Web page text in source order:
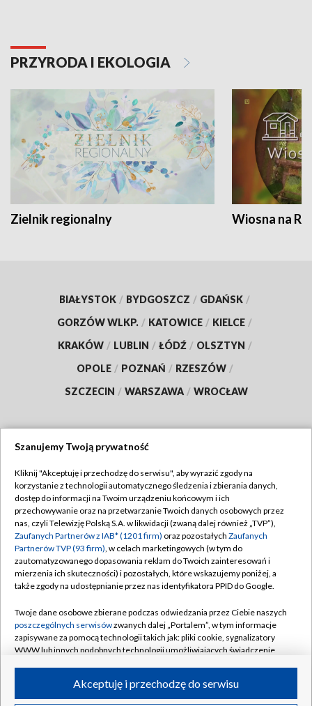
PRZYRODA I EKOLOGIA
Zielnik regionalny Wiosna na
BIAŁYSTOK / BYDGOSZCZ / GDAŃSK /
GORZÓW WLKP. / KATOWICE / KIELCE /
KRAKÓW / LUBLIN / ŁÓDŹ / OLSZTYN /
OPOLE / POZNAŃ / RZESZÓW /
SZCZECIN / WARSZAWA / WROCŁAW
TVP
Abonament TVP
Emisja w TVP
Centrum informacji TVP
Naziemna Telewizja Cyfrowa
Rada Programowa
System NOS
Informacje o nadawcy
Program dla prasy
Regulamin TVP
Polityka prywatności
Moje zgody
Pomoc
Kontakt
Kanały
Szanujemy Twoją prywatność
Kliknij "Akceptuję i przechodzę do serwisu", aby wyrazić zgody na
korzystanie z technologii automatycznego śledzenia i zbierania danych,
dostęp do informacji na Twoim urządzeniu końcowym i ich
przechowywanie oraz na przetwarzanie Twoich danych osobowych przez
nas, czyli Telewizję Polską S.A. w likwidacji (zwaną dalej również „TVP”),
Zaufanych Partnerów z IAB* (1201 firm) oraz pozostałych Zaufanych
Partnerów TVP (93 firm), w celach marketingowych (w tym do
zautomatyzowanego dopasowania reklam do Twoich zainteresowań i
mierzenia ich skuteczności) i pozostałych, które wskazujemy poniżej, a
także zgody na udostępnianie przez nas identyfikatora PPID do Google.
Twoje dane osobowe zbierane podczas odwiedzania przez Ciebie naszych
poszczególnych serwisówzwanych dalej „Portalem”, w tym informacje
zapisywane za pomocą technologii takich jak: pliki cookie, sygnalizatory
WWW lub innych podobnych technologii umożliwiających świadczenie
ruchu w Internecie.Akceptuję i przechodzę do serwisu